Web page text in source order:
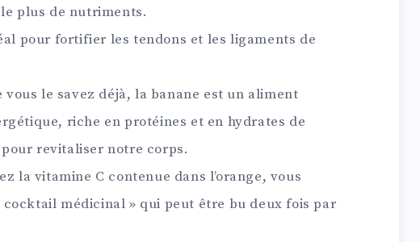
plus de nutriments.
pour fortifier les tendons et les ligaments de
vous le savez déjà, la banane est un aliment
riche en protéines et en hydrates de
revitaliser notre corps.
la vitamine C contenue dans l’orange, vous
médicinal » qui peut être bu deux fois par